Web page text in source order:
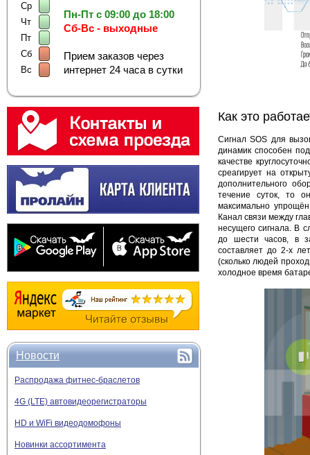
Ср
Чт
Пт
Сб
Вс
Пн-Пт с 09:00 до 18:00
Сб-Вс - выходные
Прием заказов через
интернет 24 часа в сутки
Новости
Распродажа фитнес-браслетов
4G (LTE) автовидеорегистраторы
HD и WiFi видеодомофоны
Новинки ассортимента
Как это
Сигнал SOS для
динамик способен
качестве
среагирует на
дополнительного
течение суток, то
максимально
Канал связи между
несущего сигнала. В
до шести часов, в
составляет до 2-х
(сколько людей
холодное время